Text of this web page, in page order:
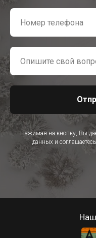
Нажимая на кнопку, Вы
данных и